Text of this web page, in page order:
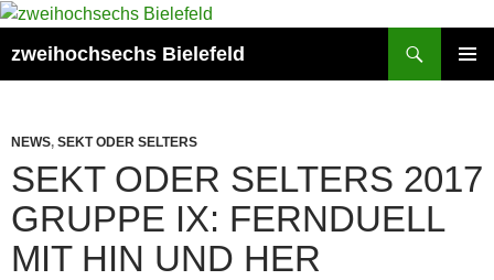
Zum
springen
zweihochsechs Bielefeld
NEWS, SEKT ODER SELTERS
SEKT ODER SELTERS 2017
GRUPPE IX: FERNDUELL
MIT HIN UND HER